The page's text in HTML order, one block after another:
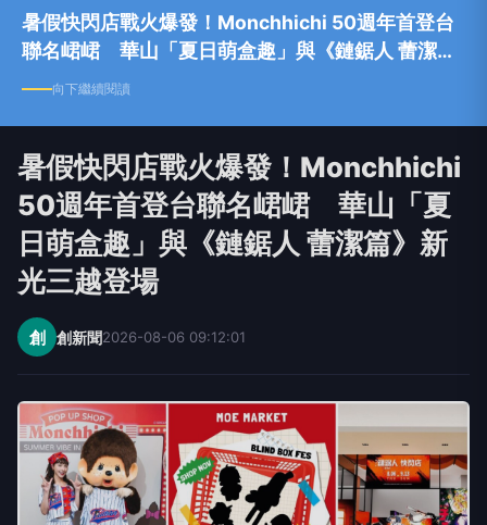
暑假快閃店戰火爆發！Monchhichi 50週年首登台
聯名峮峮 華山「夏日萌盒趣」與《鏈鋸人 蕾潔
篇》新光三越登場
向下繼續閱讀
暑假快閃店戰火爆發！Monchhichi
50週年首登台聯名峮峮 華山「夏
日萌盒趣」與《鏈鋸人 蕾潔篇》新
光三越登場
創 創新聞2026-08-06 09:12:01